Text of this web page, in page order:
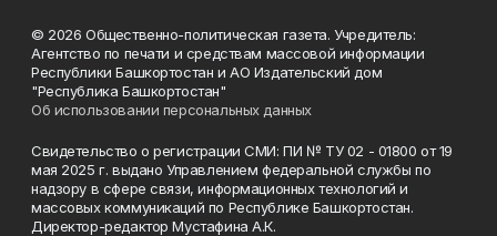
© 2026 Общественно-политическая газета. Учредитель:
Агентство по печати и средствам массовой информации
Республики Башкортостан и АО Издательский дом
"Республика Башкортостан"
Об использовании персональных данных
Свидетельство о регистрации СМИ: ПИ № ТУ 02 - 01800 от 19
мая 2025 г. выдано Управлением федеральной службы по
надзору в сфере связи, информационных технологий и
массовых коммуникаций по Республике Башкортостан.
Директор-редактор Мустафина А.К.